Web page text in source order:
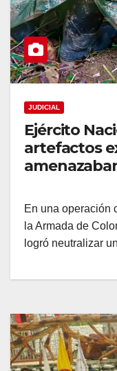
JUDICIAL
Ejército
artefactos
En una operación
la Armada de
logró neutralizar